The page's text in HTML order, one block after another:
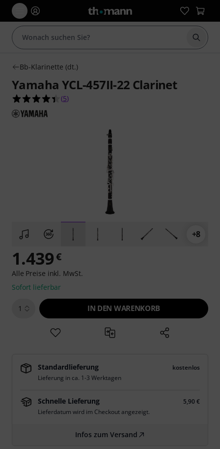
Suche
Bb-Klarinette (dt.)
Yamaha YCL-457II-22 Clarinet
4.4 von 5 Sternen aus 5 Kundenbewertungen
(5)
+8
1.439€
Alle Preise inkl. MwSt.
Sofort lieferbar
1 IN DEN WARENKORB
Standardlieferung
kostenlos
Lieferung in ca. 1-3 Werktagen
Schnelle Lieferung
5,90 €
Lieferdatum wird im Checkout angezeigt.
Infos zum Versand